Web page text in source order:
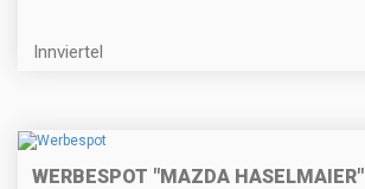
Innviertel
WERBESPOT "MAZDA HASELMAIER"